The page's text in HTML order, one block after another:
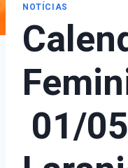
NOTÍCIAS
01/